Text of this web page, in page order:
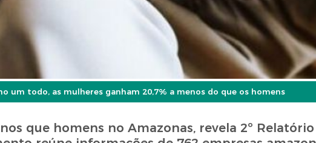
um todo, as mulheres ganham 20,7% a menos do que os homens
que homens no Amazonas, revela 2º